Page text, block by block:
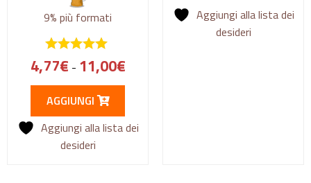
9% più formati
4,77€ - 11,00€
AGGIUNGI
Aggiungi alla lista dei
desideri
Aggiungi alla lista dei
desideri